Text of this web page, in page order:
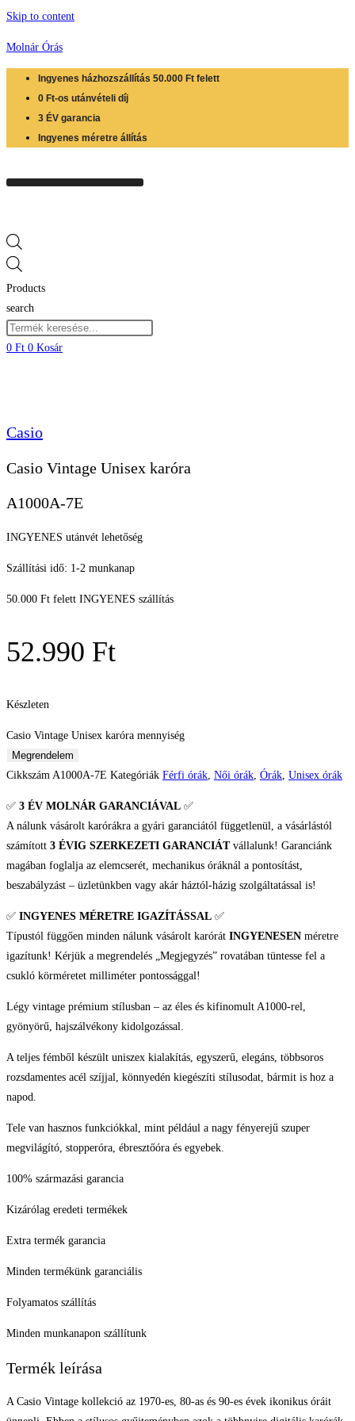
Skip to content
Molnár Órás
Ingyenes házhozszállítás 50.000 Ft felett
0 Ft-os utánvételi díj
3 ÉV garancia
Ingyenes méretre állítás
Products
search
0 Ft 0 Kosár
Casio
Casio Vintage Unisex karóra
A1000A-7E
INGYENES utánvét lehetőség
Szállítási idő: 1-2 munkanap
50.000 Ft felett INGYENES szállítás
52.990 Ft
Készleten
Casio Vintage Unisex karóra mennyiség
Megrendelem
Cikkszám A1000A-7E Kategóriák Férfi órák, Női órák, Órák, Unisex órák
✅ 3 ÉV MOLNÁR GARANCIÁVAL ✅
A nálunk vásárolt karórákra a gyári garanciától függetlenül, a vásárlástól
számított 3 ÉVIG SZERKEZETI GARANCIÁTvállalunk! Garanciánk
magában foglalja az elemcserét, mechanikus óráknál a pontosítást,
beszabályzást – üzletünkben vagy akár háztól-házig szolgáltatással is!
✅ INGYENES MÉRETRE IGAZÍTÁSSAL ✅
Típustól függően minden nálunk vásárolt karórát INGYENESEN méretre
igazítunk! Kérjük a megrendelés „Megjegyzés” rovatában tüntesse fel a
csukló körméretet milliméter pontossággal!
Légy vintage prémium stílusban – az éles és kifinomult A1000-rel,
gyönyörű, hajszálvékony kidolgozással.
A teljes fémből készült uniszex kialakítás, egyszerű, elegáns, többsoros
rozsdamentes acél szíjjal, könnyedén kiegészíti stílusodat, bármit is hoz a
napod.
Tele van hasznos funkciókkal, mint például a nagy fényerejű szuper
megvilágító, stopperóra, ébresztőóra és egyebek.
100% származási garancia
Kizárólag eredeti termékek
Extra termék garancia
Minden termékünk garanciális
Folyamatos szállítás
Minden munkanapon szállítunk
Termék leírása
A Casio Vintage kollekció az 1970-es, 80-as és 90-es évek ikonikus óráit